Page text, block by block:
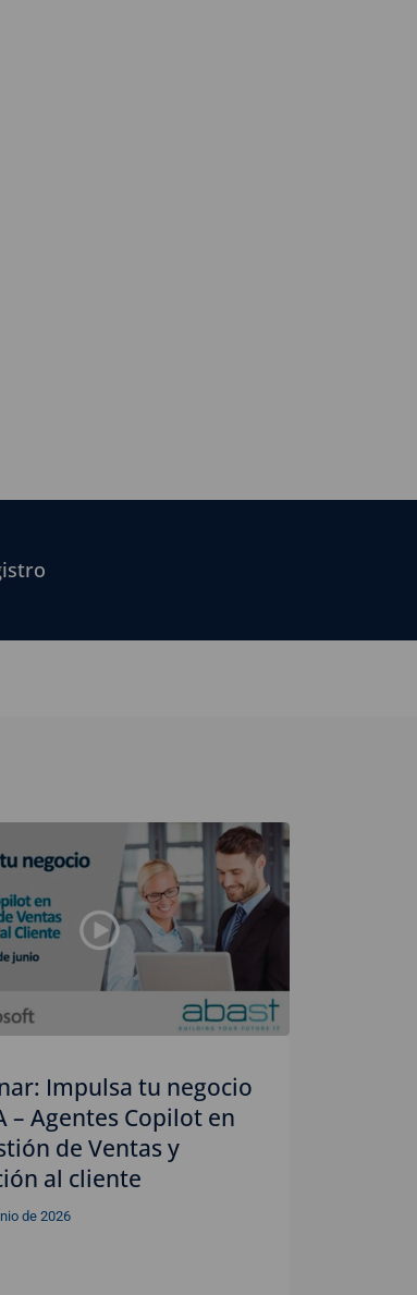
Impulsa tu negocio
– Agentes Copilot en
de Ventas y
al cliente
de 2026